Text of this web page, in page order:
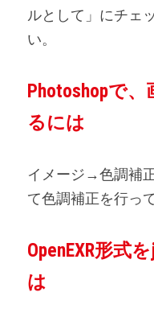
ルとして」にチェ
い。
Photoshopで
るには
イメージ→色調補
て色調補正を行っ
OpenEXR形式
は